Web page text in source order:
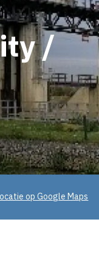
/
op Google Maps